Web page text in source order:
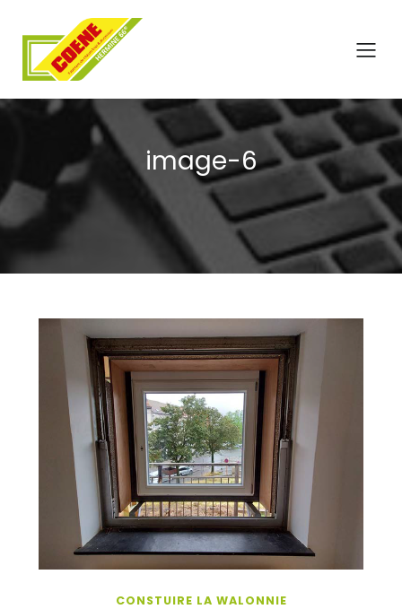
image-6
CONSTUIRE LA WALONNIE